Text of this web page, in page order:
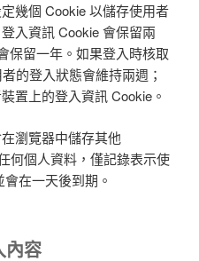
幾個 Cookie 以儲存使用者
入資訊 Cookie 會保留兩
保留一年。如果登入時核取
的登入狀態會維持兩週；
置上的登入資訊 Cookie。
瀏覽器中儲存其他
何個人資料，僅記錄表示使
在一天後到期。
內容